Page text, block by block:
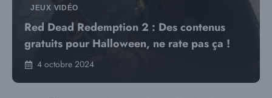
JEUX VIDÉO
Red Dead Redemption 2 : Des contenus
gratuits pour Halloween, ne rate pas ça !
4 octobre 2024